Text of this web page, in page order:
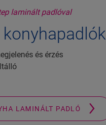
és érzés
LAMINÁLT PADLÓ